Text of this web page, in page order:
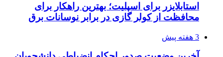
استابلایزر برای اسپلیت؛ بهترین راهکار برای
محافظت از کولر گازی در برابر نوسانات برق
3 هفته پیش